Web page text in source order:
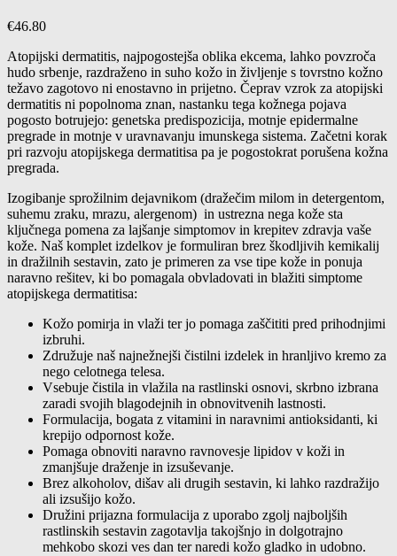
€46.80
Atopijski dermatitis, najpogostejša oblika ekcema, lahko povzroča
hudo srbenje, razdraženo in suho kožo in življenje s tovrstno kožno
težavo zagotovo ni enostavno in prijetno. Čeprav vzrok za atopijski
dermatitis ni popolnoma znan, nastanku tega kožnega pojava
pogosto botrujejo: genetska predispozicija, motnje epidermalne
pregrade in motnje v uravnavanju imunskega sistema. Začetni korak
pri razvoju atopijskega dermatitisa pa je pogostokrat porušena kožna
pregrada.
Izogibanje sprožilnim dejavnikom (dražečim milom in detergentom,
suhemu zraku, mrazu, alergenom) in ustrezna nega kože sta
ključnega pomena za lajšanje simptomov in krepitev zdravja vaše
kože. Naš komplet izdelkov je formuliran brez škodljivih kemikalij
in dražilnih sestavin, zato je primeren za vse tipe kože in ponuja
naravno rešitev, ki bo pomagala obvladovati in blažiti simptome
atopijskega dermatitisa:
Kožo pomirja in vlaži ter jo pomaga zaščititi pred prihodnjimi
izbruhi.
Združuje naš najnežnejši čistilni izdelek in hranljivo kremo za
nego celotnega telesa.
Vsebuje čistila in vlažila na rastlinski osnovi, skrbno izbrana
zaradi svojih blagodejnih in obnovitvenih lastnosti.
Formulacija, bogata z vitamini in naravnimi antioksidanti, ki
krepijo odpornost kože.
Pomaga obnoviti naravno ravnovesje lipidov v koži in
zmanjšuje draženje in izsuševanje.
Brez alkoholov, dišav ali drugih sestavin, ki lahko razdražijo
ali izsušijo kožo.
Družini prijazna formulacija z uporabo zgolj najboljših
rastlinskih sestavin zagotavlja takojšnjo in dolgotrajno
mehkobo skozi ves dan ter naredi kožo gladko in udobno.